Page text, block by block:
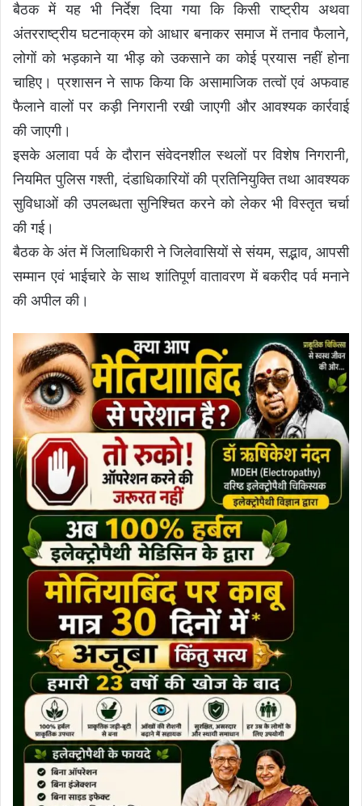
बैठक में यह भी निर्देश दिया गया कि किसी राष्ट्रीय अथवा
अंतरराष्ट्रीय घटनाक्रम को आधार बनाकर समाज में तनाव फैलाने,
लोगों को भड़काने या भीड़ को उकसाने का कोई प्रयास नहीं होना
चाहिए। प्रशासन ने साफ किया कि असामाजिक तत्वों एवं अफवाह
फैलाने वालों पर कड़ी निगरानी रखी जाएगी और आवश्यक कार्रवाई
की जाएगी।
इसके अलावा पर्व के दौरान संवेदनशील स्थलों पर विशेष निगरानी,
नियमित पुलिस गश्ती, दंडाधिकारियों की प्रतिनियुक्ति तथा आवश्यक
सुविधाओं की उपलब्धता सुनिश्चित करने को लेकर भी विस्तृत चर्चा
की गई।
बैठक के अंत में जिलाधिकारी ने जिलेवासियों से संयम, सद्भाव, आपसी
सम्मान एवं भाईचारे के साथ शांतिपूर्ण वातावरण में बकरीद पर्व मनाने
की अपील की।